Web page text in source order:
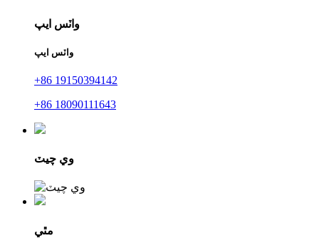
واٽس ايپ
واٽس ايپ
+86 19150394142
+86 18090111643
وي چيٽ
مٿي